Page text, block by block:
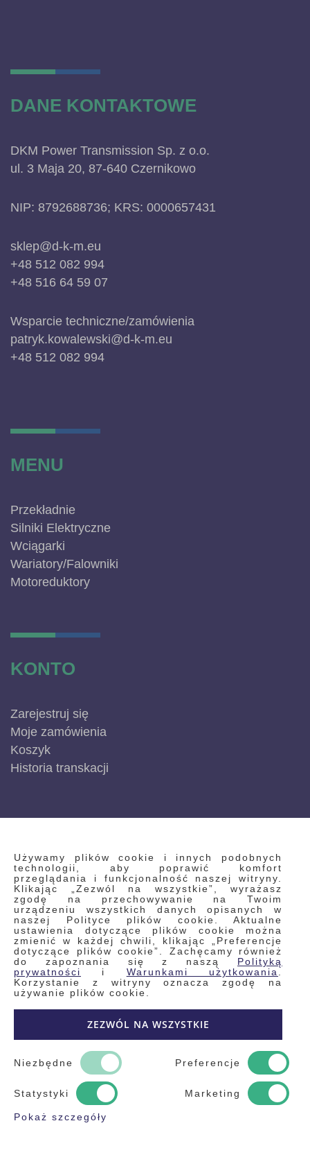
Używamy plików cookie i innych podobnych
technologii, aby poprawić komfort
przeglądania i funkcjonalność naszej witryny.
Klikając „Zezwól na wszystkie”, wyrażasz
zgodę na przechowywanie na Twoim
urządzeniu wszystkich danych opisanych w
naszej Polityce plików cookie. Aktualne
ustawienia dotyczące plików cookie można
zmienić w każdej chwili, klikając „Preferencje
dotyczące plików cookie”. Zachęcamy również
do zapoznania się z naszą Polityką
prywatności
i Warunkami użytkowania
Korzystanie z witryny oznacza zgodę na
używanie plików cookie.
ZEZWÓL NA WSZYSTKIE
Niezbędne Preferencje
Statystyki Marketing
Pokaż szczegóły
DANE KONTAKTOWE
DKM Power Transmission Sp. z o.o.
ul. 3 Maja 20, 87-640 Czernikowo
NIP: 8792688736; KRS: 0000657431
sklep@d-k-m.eu
+48 512 082 994
+48 516 64 59 07
Wsparcie techniczne/zamówienia
patryk.kowalewski@d-k-m.eu
+48 512 082 994
MENU
Przekładnie
Silniki Elektryczne
Wciągarki
Wariatory/Falowniki
Motoreduktory
KONTO
Zarejestruj się
Moje zamówienia
Koszyk
Historia transkacji
INFORMACJE
Regulamin
Polityka prywatności i pliki cookie
Wyszukiwane frazy
Wyszukiwanie zaawansowane
Zamówienia
Skontaktuj się z nami
Odstąp od umowy
Kontakt